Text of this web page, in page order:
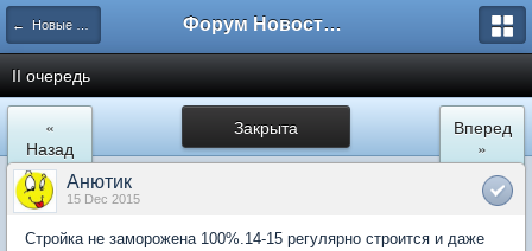
← Новые Водники Форум Новостройки
II очередь
Закрыта
«
Назад
Вперед
»
Анютик
15 Dec 2015
Стройка не заморожена 100%.14-15 регулярно строится и даже